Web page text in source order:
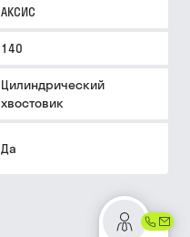
АКСИС
140
Цилиндрический
хвостовик
Да